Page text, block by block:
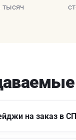
тысяч
на заказ в